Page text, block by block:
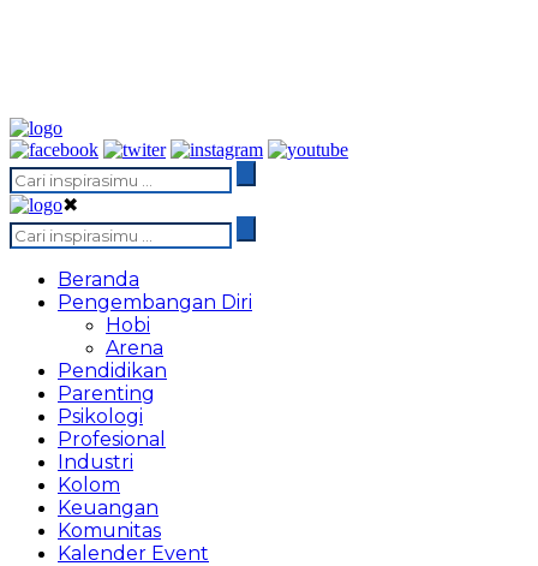
✖
Beranda
Pengembangan Diri
Hobi
Arena
Pendidikan
Parenting
Psikologi
Profesional
Industri
Kolom
Keuangan
Komunitas
Kalender Event